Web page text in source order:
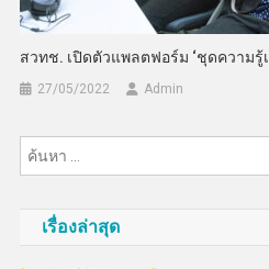
สวทช. เปิดตัวแพลตฟอร์ม ‘ชุดความรู้
27/05/2022 Admin
เรื่องล่าสุด